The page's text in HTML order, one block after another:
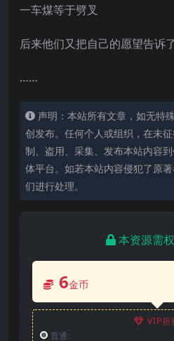
一车煤等于劈叉
后来他们又把自己的愿望告诉
……
声明：本站所有文章，如无特
创发布。任何个人或组织，在未
制、盗用、采集、发布本站内容
体平台。如若本站内容侵犯了原
们进行处理。
本资源需
6金币
VIP折
普通: